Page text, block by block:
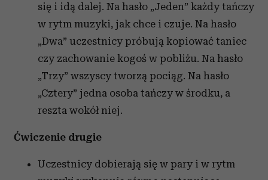
się i idą dalej. Na hasło „Jeden” każdy tańczy
w rytm muzyki, jak chce i czuje. Na hasło
„Dwa” uczestnicy próbują kopiować taniec
czy zachowanie kogoś w pobliżu. Na hasło
„Trzy” wszyscy tworzą pociąg. Na hasło
„Cztery” jedna osoba tańczy w środku, a
reszta wokół niej.
Ćwiczenie drugie
Uczestnicy dobierają się w pary i w rytm